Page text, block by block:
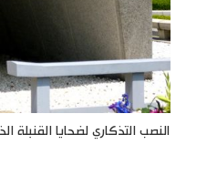
النصب التذكاري لضحايا القنبلة